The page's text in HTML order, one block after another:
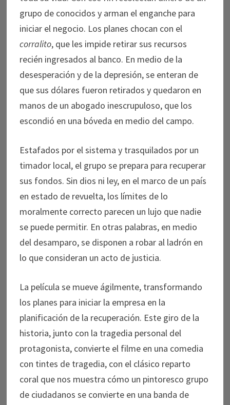
grupo de conocidos y arman el enganche para
iniciar el negocio. Los planes chocan con el
corralito, que les impide retirar sus recursos
recién ingresados al banco. En medio de la
desesperación y de la depresión, se enteran de
que sus dólares fueron retirados y quedaron en
manos de un abogado inescrupuloso, que los
escondió en una bóveda en medio del campo.
Estafados por el sistema y trasquilados por un
timador local, el grupo se prepara para recuperar
sus fondos. Sin dios ni ley, en el marco de un país
en estado de revuelta, los límites de lo
moralmente correcto parecen un lujo que nadie
se puede permitir. En otras palabras, en medio
del desamparo, se disponen a robar al ladrón en
lo que consideran un acto de justicia.
La película se mueve ágilmente, transformando
los planes para iniciar la empresa en la
planificación de la recuperación. Este giro de la
historia, junto con la tragedia personal del
protagonista, convierte el filme en una comedia
con tintes de tragedia, con el clásico reparto
coral que nos muestra cómo un pintoresco grupo
de ciudadanos se convierte en una banda de